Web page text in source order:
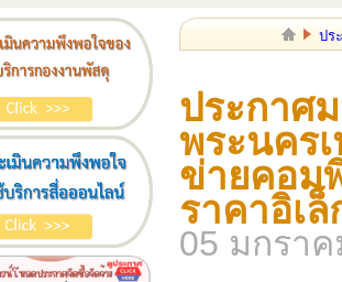
ปร
ประกาศ
พระนคร
ข่ายคอม
ราคาอิเ
05 มกรา